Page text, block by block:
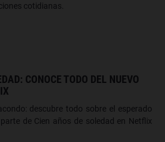
cotidianas.
CONOCE TODO DEL NUEVO
descubre todo sobre el esperado
de Cien años de soledad en Netflix